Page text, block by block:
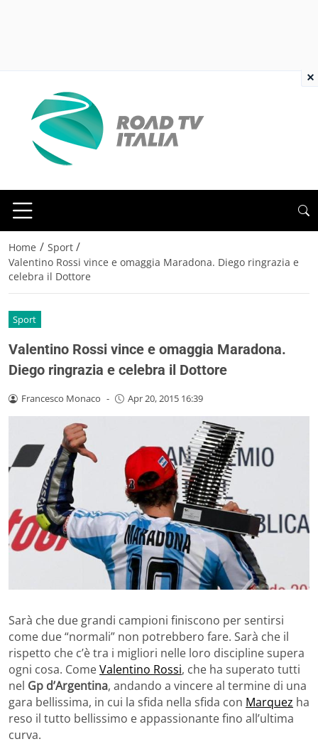
Home / Sport /
Valentino Rossi vince e omaggia Maradona. Diego ringrazia e
celebra il Dottore
Sport
Valentino Rossi vince e omaggia Maradona.
Diego ringrazia e celebra il Dottore
Francesco Monaco - Apr 20, 2015 16:39
Sarà che due grandi campioni finiscono per sentirsi
come due “normali” non potrebbero fare. Sarà che il
rispetto che c’è tra i migliori nelle loro discipline supera
ogni cosa. ComeValentino Rossi, che ha superato tutti
nel Gp d’Argentina, andando a vincere al termine di una
gara bellissima, in cui la sfida nella sfida con Marquez ha
reso il tutto bellissimo e appassionante fino all’ultima
curva.
×